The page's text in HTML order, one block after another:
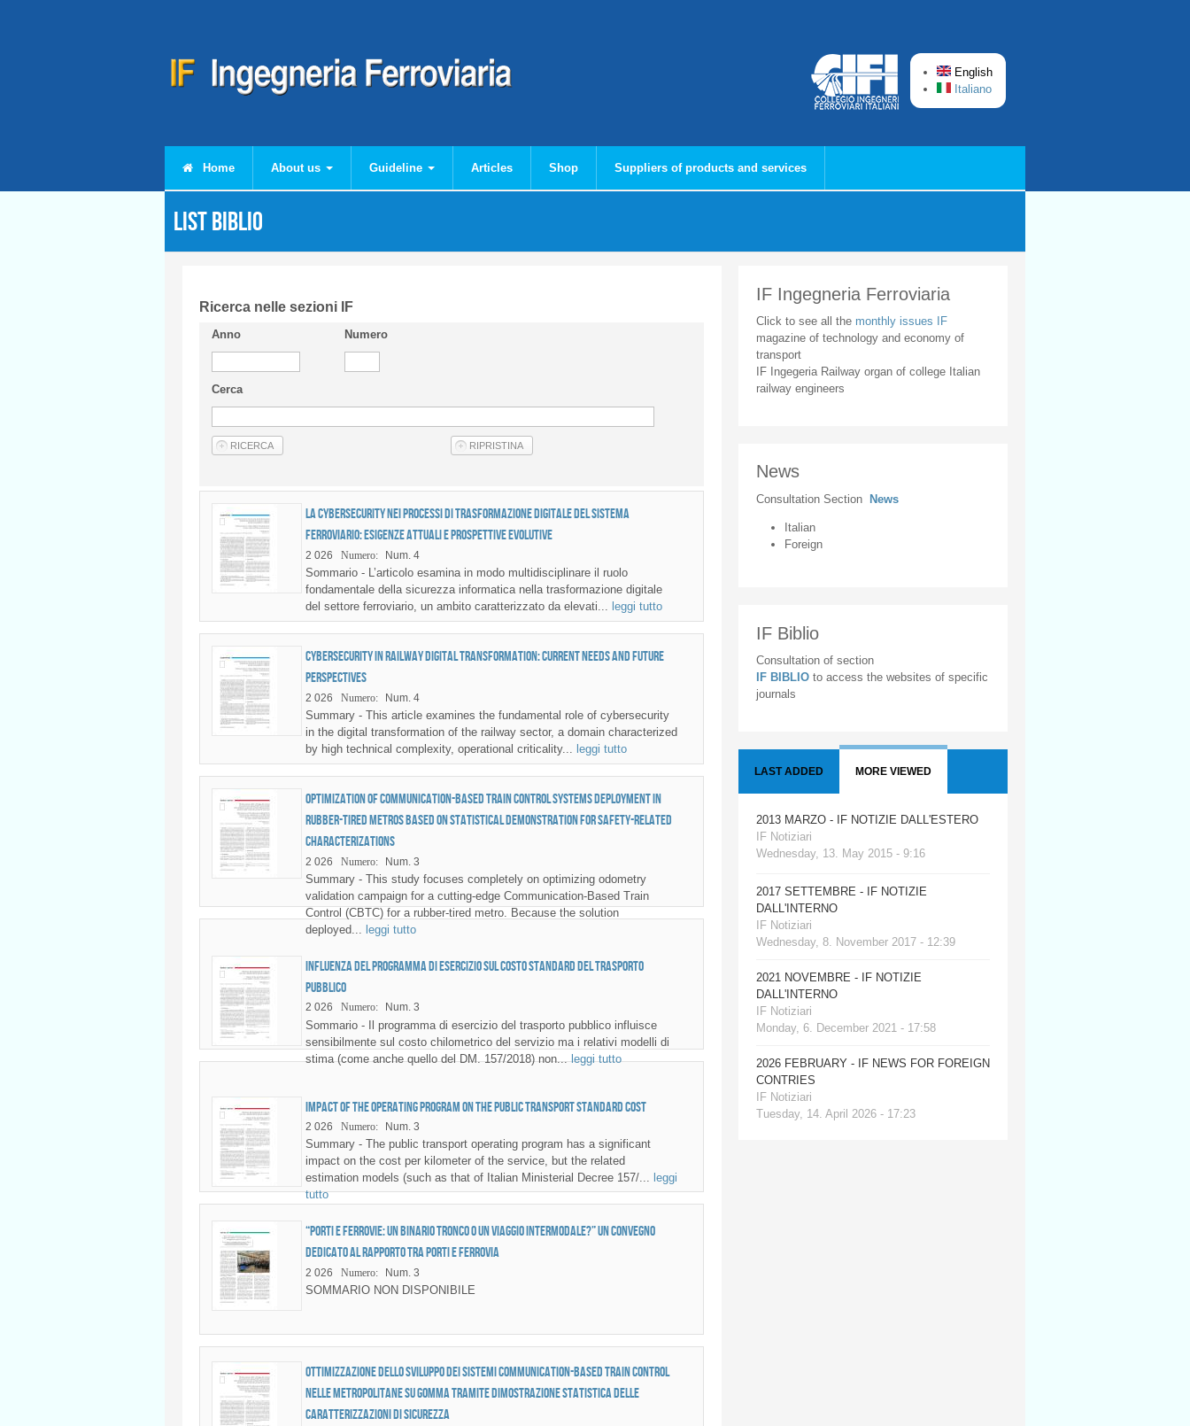
English
Italiano
Home About us Guideline Articles Shop Suppliers of products and services
List Biblio
Ricerca nelle sezioni IF
Anno Numero
Cerca
La Cybersecurity nei processi di trasformazione digitale del sistema
ferroviario: esigenze attuali e prospettive evolutive
2 026 Numero: Num. 4
Sommario - L’articolo esamina in modo multidisciplinare il ruolo
fondamentale della sicurezza informatica nella trasformazione digitale
del settore ferroviario, un ambito caratterizzato da elevati...
leggi tutto
Cybersecurity in railway digital transformation: current needs and future
perspectives
2 026 Numero: Num. 4
Summary - This article examines the fundamental role of cybersecurity
in the digital transformation of the railway sector, a domain characterized
by high technical complexity, operational criticality...
leggi tutto
Optimization of Communication-Based Train Control systems deployment in
rubber-tired metros based on statistical demonstration for safety-related
characterizations
2 026 Numero: Num. 3
Summary - This study focuses completely on optimizing odometry
validation campaign for a cutting-edge Communication-Based Train
Control (CBTC) for a rubber-tired metro. Because the solution
deployed...
leggi tutto
Influenza del programma di esercizio sul costo standard del trasporto
pubblico
2 026 Numero: Num. 3
Sommario - Il programma di esercizio del trasporto pubblico influisce
sensibilmente sul costo chilometrico del servizio ma i relativi modelli di
stima (come anche quello del DM. 157/2018) non...leggi tutto
Impact of the operating program on the public transport standard cost
2 026 Numero: Num. 3
Summary - The public transport operating program has a significant
impact on the cost per kilometer of the service, but the related
estimation models (such as that of Italian Ministerial Decree 157/... leggi
tutto
“Porti e Ferrovie: un binario tronco o un viaggio intermodale?” Un convegno
dedicato al rapporto tra porti e ferrovia
2 026 Numero: Num. 3
SOMMARIO NON DISPONIBILE
Ottimizzazione dello sviluppo dei sistemi Communication-Based Train Control
nelle metropolitane su gomma tramite dimostrazione statistica delle
caratterizzazioni di sicurezza
IF Ingegneria Ferroviaria
Click to see all the monthly issues IF
magazine of technology and economy of
transport
IF Ingegeria Railway organ of college Italian
railway engineers
News
Consultation Section News
Italian
Foreign
IF Biblio
Consultation of section
IF BIBLIO to access the websites of specific
journals
LAST ADDED MORE VIEWED
2013 MARZO - IF NOTIZIE DALL'ESTERO
IF Notiziari
Wednesday, 13. May 2015 - 9:16
2017 SETTEMBRE - IF NOTIZIE
DALL'INTERNO
IF Notiziari
Wednesday, 8. November 2017 - 12:39
2021 NOVEMBRE - IF NOTIZIE
DALL'INTERNO
IF Notiziari
Monday, 6. December 2021 - 17:58
2026 FEBRUARY - IF NEWS FOR FOREIGN
CONTRIES
IF Notiziari
Tuesday, 14. April 2026 - 17:23